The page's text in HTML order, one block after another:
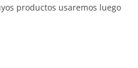
productos usaremos luego